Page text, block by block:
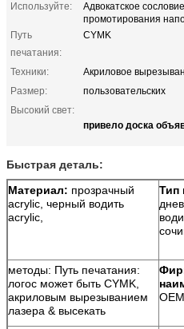
Используйте:
Адвокатское
промотирования
Путь
печатания:
CYMK
Техники:
Акриловое
Размер:
пользовательских
Высокий свет:
привело доска
Быстрая деталь:
Материал: прозрачный
acrylic, черный водить
acrylic,
Тип
методы: Путь печатания:
логос может быть CYMK,
акриловым вырезыванием
лазера & высекать
OEM